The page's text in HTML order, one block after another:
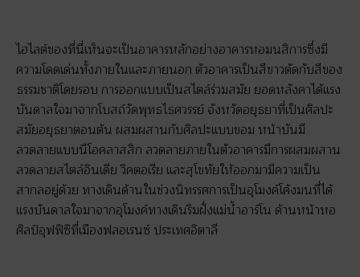
ไฮไลต์ของที่นี่เห็นจะเป็นอาคารหลักอย่างอาคารหอมนสิการซึ่งมี
ความโดดเด่นทั้งภายในและภายนอก ตัวอาคารเป็นสีขาวตัดกับสีของ
ธรรมชาติโดยรอบ การออกแบบเป็นสไตล์ร่วมสมัย ยอดหลังคาได้แรง
บันดาลใจมาจากโบสถ์วัดพุทธไธศวรรย์ จังหวัดอยุธยาที่เป็นศิลปะ
สมัยอยุธยาตอนต้น ผสมผสานกับศิลปะแบบขอม หน้าบันมี
ลวดลายแบบนีโอคลาสสิก ลวดลายภายในตัวอาคารมีการผสมผสาน
ลวดลายสไตล์อินเดีย วิคตอเรีย และสุโขทัยให้ออกมามีความเป็น
สากลอยู่ด้วย ทางเดินด้านในช่วงนิทรรศการเป็นอุโมงค์โค้งมนที่ได้
แรงบันดาลใจมาจากอุโมงค์ทางเดินริมฝั่งแม่น้ำอาร์โน ด้านหน้าหอ
ศิลป์อุฟฟิซิที่เมืองฟลอเรนซ์ ประเทศอิตาลี